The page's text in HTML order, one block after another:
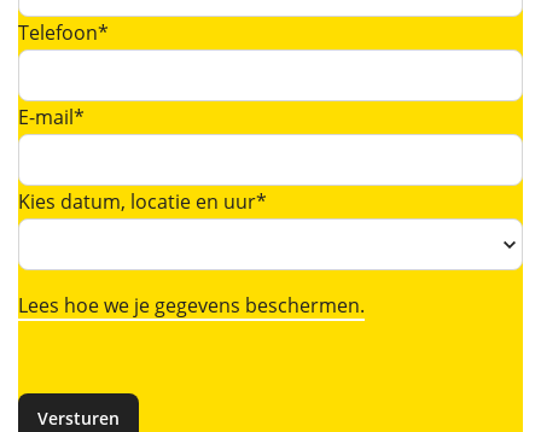
Telefoon*
E-mail*
Kies datum, locatie en uur*
Lees hoe we je gegevens beschermen.